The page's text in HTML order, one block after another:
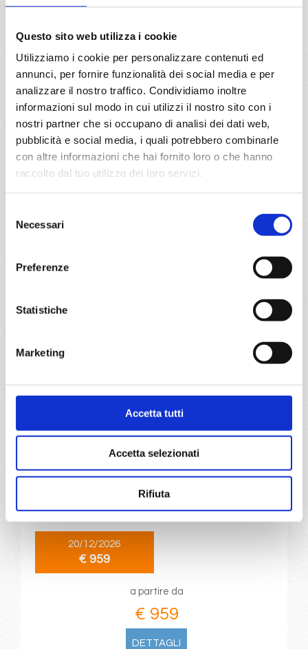
Questo sito web utilizza i cookie
Utilizziamo i cookie per personalizzare contenuti ed
annunci, per fornire funzionalità dei social media e per
analizzare il nostro traffico. Condividiamo inoltre
informazioni sul modo in cui utilizzi il nostro sito con i
nostri partner che si occupano di analisi dei dati web,
pubblicità e social media, i quali potrebbero combinarle
con altre informazioni che hai fornito loro o che hanno
raccolto dal tuo utilizzo dei loro servizi.
delNecessari
Preferenze
Statistiche
Marketing
Accetta tutti
Accetta selezionati
Rifiuta
€ 955
a partire da
€ 955
Mediterraneo14 giorni
daBaricon MSC Lirica
Bari, Split croatia, Venezia, Katakolon, Heraklion (iraklion),
DETTAGLI
Sud America9 giorni
Sao paulo (santos), Montevideo, Buenos Aires, Punta Del
Este, Sao paulo (santos)
20/12/2026
€ 959
a partire da
€ 959
DETTAGLI